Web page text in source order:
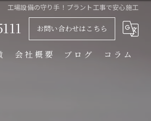
工場設備の守り手！プラント工事で安心施工
お問い合わせはこちら
会社概要 ブログ コラム